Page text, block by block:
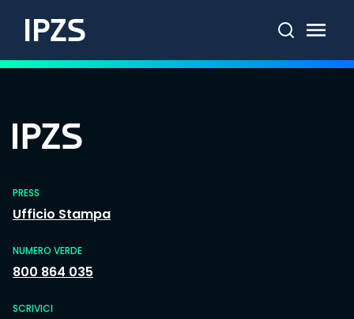
Cerca
PRESS
Ufficio Stampa
NUMERO VERDE
800 864 035
SCRIVICI